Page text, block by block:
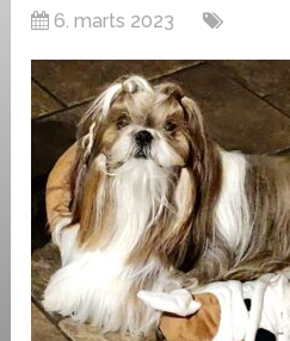
6. marts 2023